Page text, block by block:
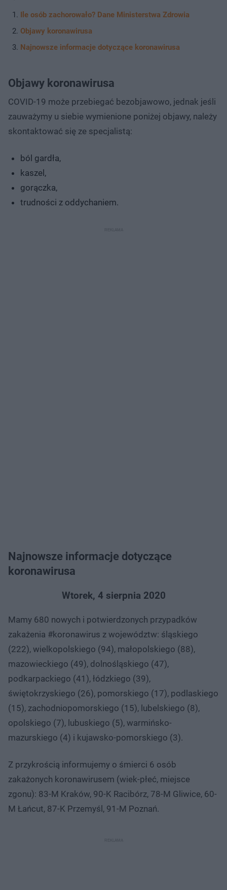
Ile osób zachorowało? Dane Ministerstwa Zdrowia
Objawy koronawirusa
Najnowsze informacje dotyczące koronawirusa
Objawy koronawirusa
COVID-19 może przebiegać bezobjawowo, jednak jeśli
zauważymy u siebie wymienione poniżej objawy, należy
skontaktować się ze specjalistą:
ból gardła,
kaszel,
gorączka,
trudności z oddychaniem.
Najnowsze informacje dotyczące
koronawirusa
Wtorek, 4 sierpnia 2020
Mamy 680 nowych i potwierdzonych przypadków
zakażenia #koronawirus z województw: śląskiego
(222), wielkopolskiego (94), małopolskiego (88),
mazowieckiego (49), dolnośląskiego (47),
podkarpackiego (41), łódzkiego (39),
świętokrzyskiego (26), pomorskiego (17), podlaskiego
(15), zachodniopomorskiego (15), lubelskiego (8),
opolskiego (7), lubuskiego (5), warmińsko-
mazurskiego (4) i kujawsko-pomorskiego (3).
Z przykrością informujemy o śmierci 6 osób
zakażonych koronawirusem (wiek-płeć, miejsce
zgonu): 83-M Kraków, 90-K Racibórz, 78-M Gliwice, 60-
M Łańcut, 87-K Przemyśl, 91-M Poznań.